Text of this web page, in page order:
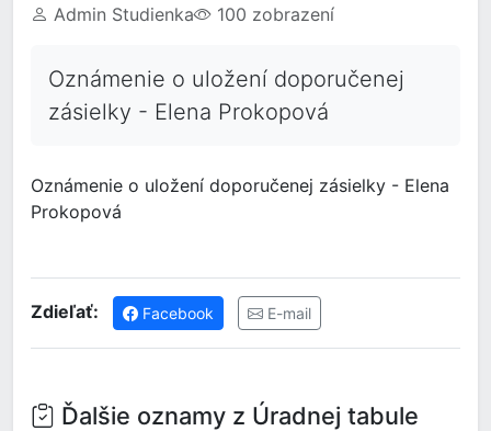
Admin Studienka
100 zobrazení
Oznámenie o uložení doporučenej
zásielky - Elena Prokopová
Oznámenie o uložení doporučenej zásielky - Elena
Prokopová
Zdieľať: Facebook E-mail
Ďalšie oznamy z Úradnej tabule